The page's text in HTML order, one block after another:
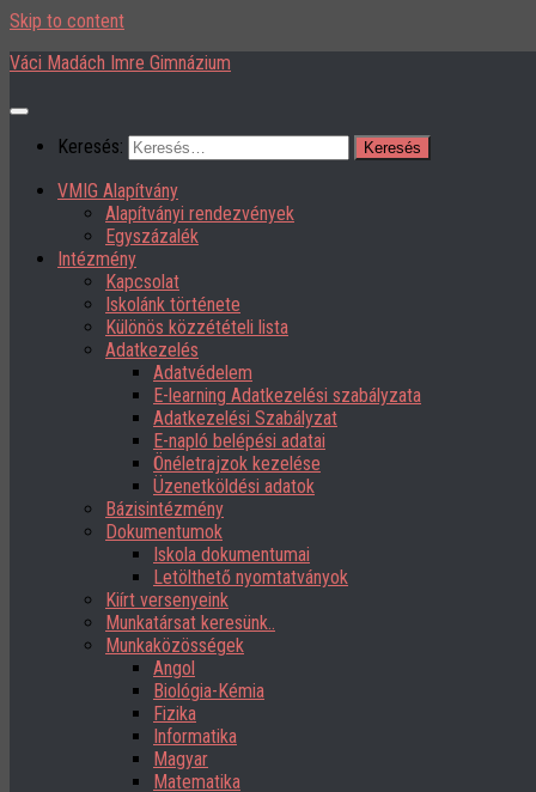
Skip to content
Váci Madách Imre Gimnázium
Keresés:
VMIG Alapítvány
Alapítványi rendezvények
Egyszázalék
Intézmény
Kapcsolat
Iskolánk története
Különös közzétételi lista
Adatkezelés
Adatvédelem
E-learning Adatkezelési szabályzata
Adatkezelési Szabályzat
E-napló belépési adatai
Önéletrajzok kezelése
Üzenetköldési adatok
Bázisintézmény
Dokumentumok
Iskola dokumentumai
Letölthető nyomtatványok
Kiírt versenyeink
Munkatársat keresünk..
Munkaközösségek
Angol
Biológia-Kémia
Fizika
Informatika
Magyar
Matematika